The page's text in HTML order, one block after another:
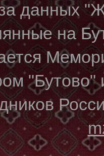
данных
на